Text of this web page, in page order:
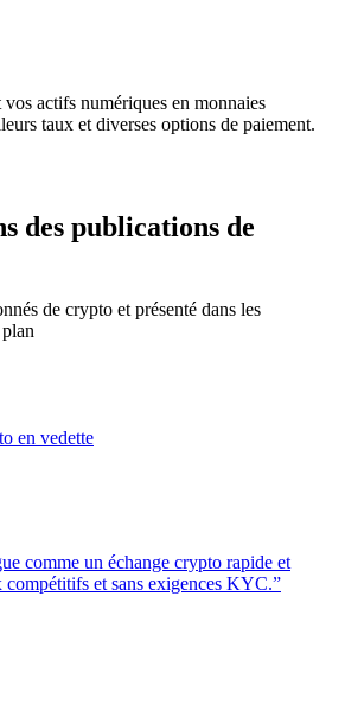
actifs numériques en monnaies
taux et diverses options de paiement.
des publications de
de crypto et présenté dans les
en vedette
comme un échange crypto rapide et
compétitifs et sans exigences KYC.”